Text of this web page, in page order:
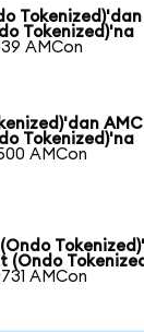
Tokenized)'dan
Tokenized)'na
AMCon
AMC
Tokenized)'na
AMCon
(Ondo
AMCon